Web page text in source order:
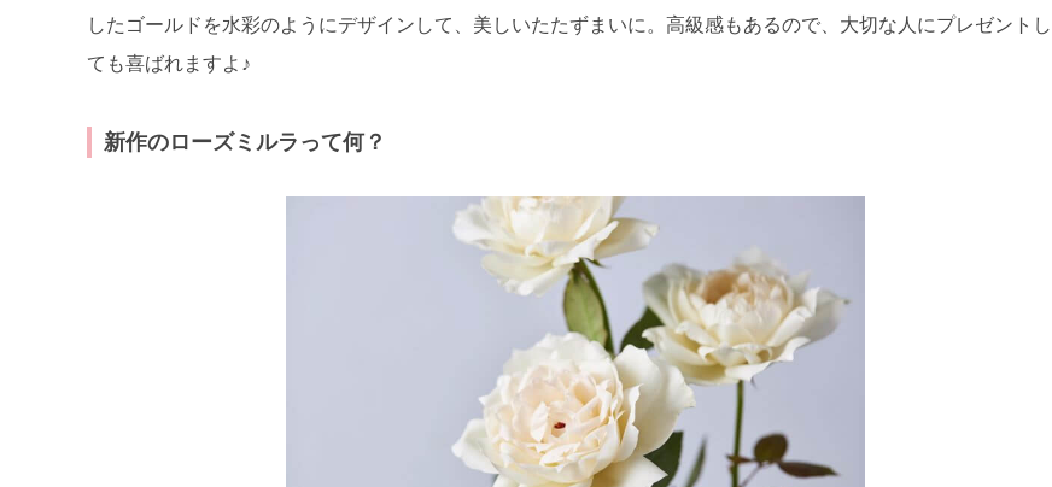
したゴールドを水彩のようにデザインして、美しいたたずまいに。高級感もあるので、大切な人にプレゼントし
ても喜ばれますよ♪
新作のローズミルラって何？